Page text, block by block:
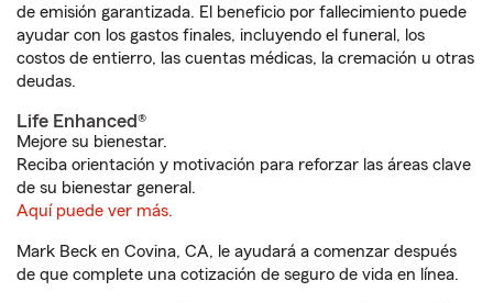
de emisión garantizada. El beneficio por fallecimiento puede
ayudar con los gastos finales, incluyendo el funeral, los
costos de entierro, las cuentas médicas, la cremación u otras
deudas.
Life Enhanced®
Mejore su bienestar.
Reciba orientación y motivación para reforzar las áreas clave
de su bienestar general.
Aquí puede ver más.
Mark Beck en Covina, CA, le ayudará a comenzar después
de que complete una cotización de seguro de vida en línea.